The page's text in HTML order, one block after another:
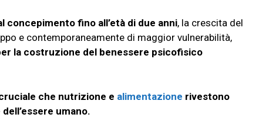
concepimento fino all’età di due anni, la crescita del
e contemporaneamente di maggior vulnerabilità,
la costruzione del benessere psicofisico
che nutrizione e alimentazione rivestono
umano.